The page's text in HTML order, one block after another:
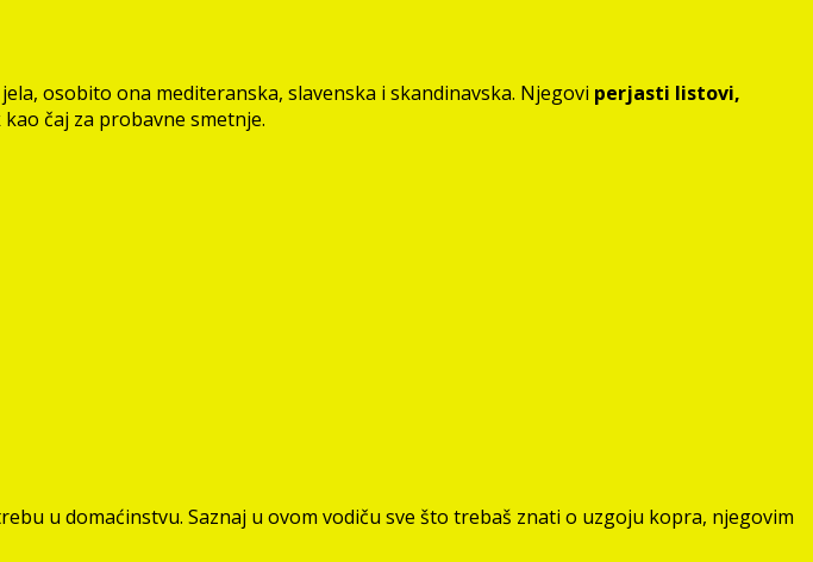
osobito ona mediteranska, slavenska i skandinavska. Njegovi perjasti listovi,
čaj za probavne smetnje.
u domaćinstvu. Saznaj u ovom vodiču sve što trebaš znati o uzgoju kopra, njegovim